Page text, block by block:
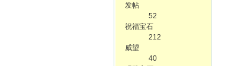
发帖
52
祝福宝石
212
威望
40